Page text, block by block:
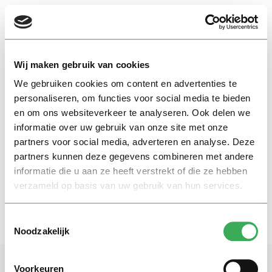
Wij maken gebruik van cookies
We gebruiken cookies om content en advertenties te
personaliseren, om functies voor social media te bieden
en om ons websiteverkeer te analyseren. Ook delen we
informatie over uw gebruik van onze site met onze
partners voor social media, adverteren en analyse. Deze
partners kunnen deze gegevens combineren met andere
informatie die u aan ze heeft verstrekt of die ze hebben
verzameld op basis van uw gebruik van hun services.
Noodzakelijk
Voorkeuren
EN
callcenter
Masterscriptie
Slimmer bellen
20 maart 2018